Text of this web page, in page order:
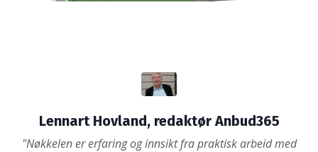
Lennart Hovland, redaktør Anbud365
"Nøkkelen er erfaring og innsikt fra praktisk arbeid med